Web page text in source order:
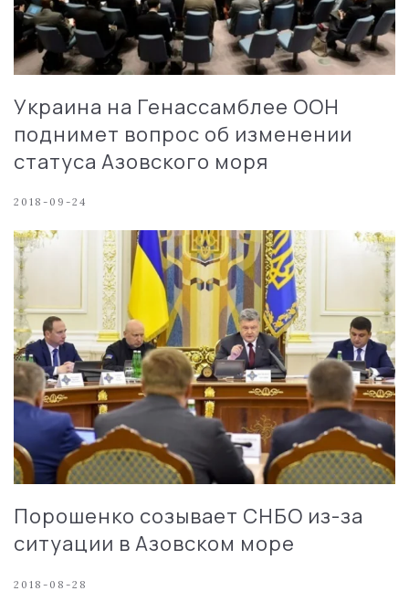
Украина на Генассамблее ООН
поднимет вопрос об изменении
статуса Азовского моря
2018-09-24
Порошенко созывает СНБО из-за
ситуации в Азовском море
2018-08-28